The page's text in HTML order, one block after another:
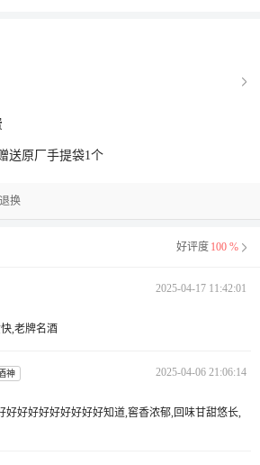
送原厂手提袋1个
换
好评度 100 %
2025-04-17 11:42:01
,老牌名酒
2025-04-06 21:06:14
神
好好好好好好好好好知道,窖香浓郁,回味甘甜悠长,